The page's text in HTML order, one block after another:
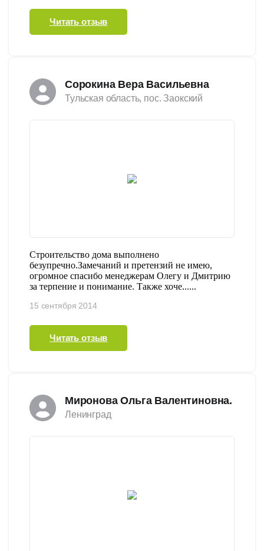
Читать отзыв
Сорокина Вера Васильевна
Тульская область, пос. Заокский
Строительство дома выполнено
безупречно.Замечаний и претензий не имею,
огромное спасибо менеджерам Олегу и Дмитрию
за терпение и понимание. Также хоче......
15 сентября 2014
Читать отзыв
Миронова Ольга Валентиновна.
Ленинград